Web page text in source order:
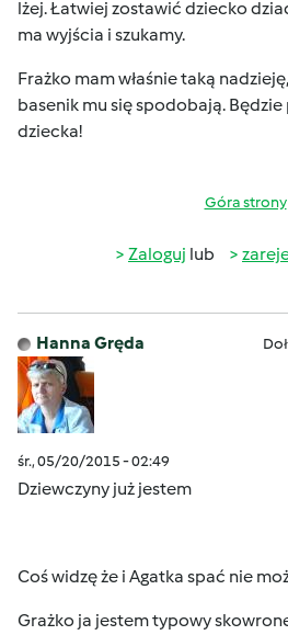
lżej. Łatwiej zostawić dziecko
ma wyjścia i szukamy.
Frażko mam właśnie taką
basenik mu się spodobają.
dziecka!
Góra strony
Zaloguj lub
Hanna Gręda
śr., 05/20/2015 - 02:49
Dziewczyny już jestem
Coś widzę że i Agatka spać nie
Grażko ja jestem typowy